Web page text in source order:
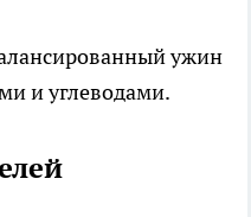
ужин
и углеводами.